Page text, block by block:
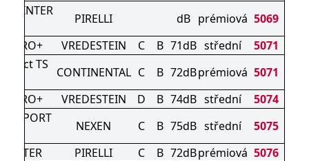
WINTER
PIRELLI dB prémiová 5069
PRO+
VREDESTEIN C B 71dB střední
5071
TS
CONTINENTAL C B 72dBprémiová 5071
PRO+
VREDESTEIN D B 74dB střední
5074
SPORT
NEXEN C B 75dB střední
5075
PIRELLI C B 72dBprémiová 5076